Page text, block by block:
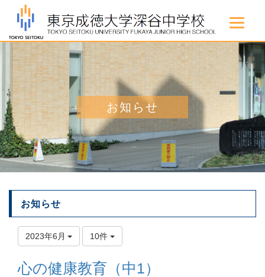
お知らせ
お知らせ
2023年6月 10件
心の健康教育（中1）